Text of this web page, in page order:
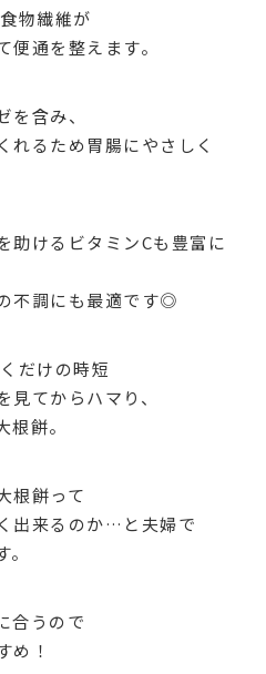
物繊維が
通を整えます。
を含み、
れるため胃腸にやさしく
助けるビタミンCも豊富に
不調にも最適です◎
だけの時短
てからハマり、
餅。
根餅って
出来るのか…と夫婦で
合うので
め！